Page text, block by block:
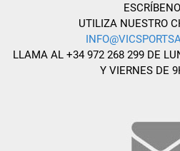
UTILIZA NUESTRO
LLAMA AL +34 972 268 299 DE
Y VIERNES DE